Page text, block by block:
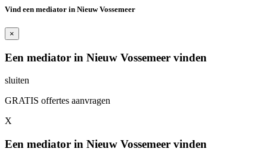
Vind een mediator in Nieuw Vossemeer
×
Een mediator in Nieuw Vossemeer vinden
sluiten
GRATIS offertes aanvragen
X
Een mediator in Nieuw Vossemeer vinden